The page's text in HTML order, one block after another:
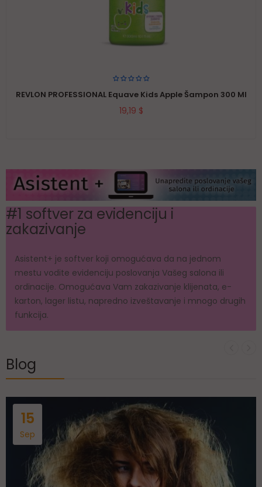
REVLON PROFESSIONAL Equave Kids Apple Šampon 300 Ml
19,19 $
#1 softver za evidenciju i
zakazivanje
Asistent+ je softver koji omogućava da na jednom
mestu vodite evidenciju poslovanja Vašeg salona ili
ordinacije. Omogućava Vam zakazivanje klijenata, e-
karton, lager listu, napredno izveštavanje i mnogo drugih
funkcija.
Blog
15
Sep